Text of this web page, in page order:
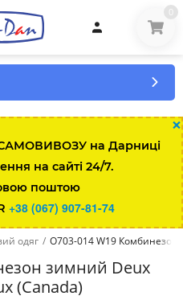
0
×
САМОВИВОЗУ на Дарниці
на сайті 24/7.
поштою
+38 (067) 907-81-74
одяг / O703-014 W19 Комбинезон
зимний Deux
(Canada)